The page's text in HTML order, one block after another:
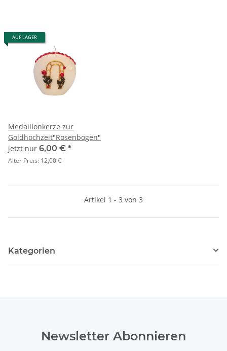
AUF LAGER
Medaillonkerze zur
Goldhochzeit"Rosenbogen"
jetzt nur 6,00 € *
Alter Preis:12,00 €
Artikel 1 - 3 von 3
Kategorien
Newsletter Abonnieren